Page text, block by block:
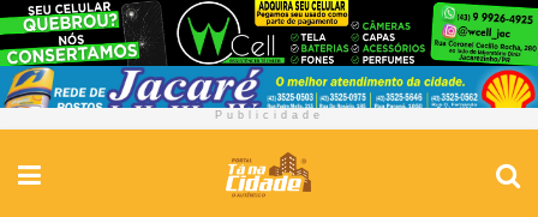
Publicidade